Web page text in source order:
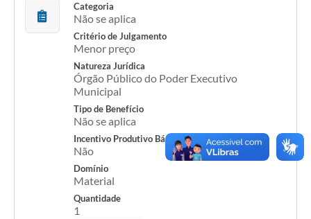
Agenda
Carta de Serviços
Arquivos para Download
Galeria de Vídeos
Categoria
Não se aplica
Critério de Julgamento
Menor preço
Natureza Jurídica
Órgão Público do Poder Executivo
Municipal
Tipo de Benefício
Não se aplica
Incentivo Produtivo Básico
Não
Domínio
Material
Quantidade
1